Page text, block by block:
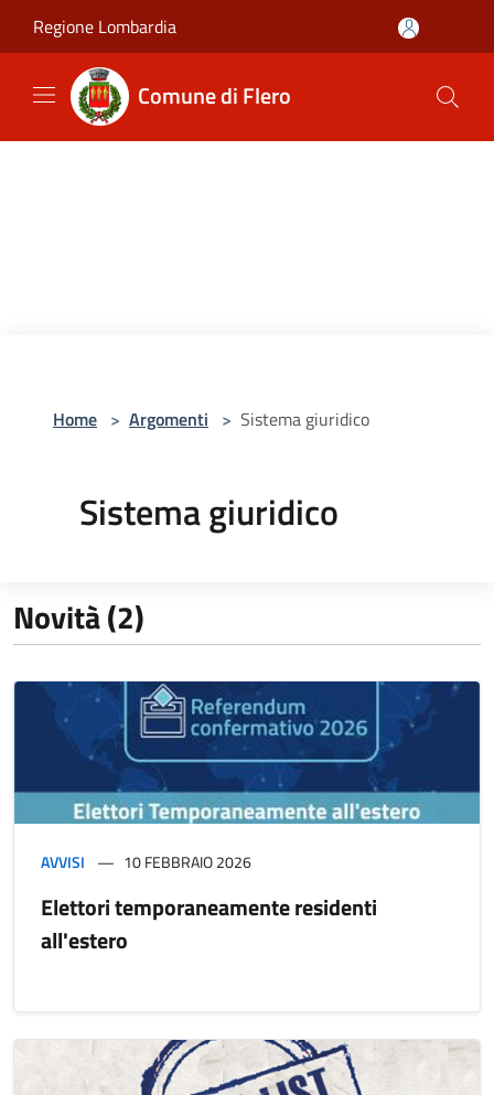
Regione Lombardia
Comune di Flero
Home > Argomenti > Sistema giuridico
Sistema giuridico
Novità (2)
AVVISI 10 FEBBRAIO 2026
Elettori temporaneamente residenti
all'estero